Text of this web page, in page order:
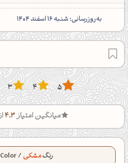
‌به‌روزرسانی: شنبه 16 اسفند 1404
5
4
3
میانگین امتیاز4.3
رنگمشکی/
Color